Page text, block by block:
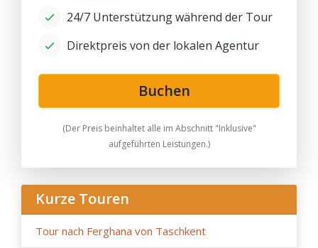
24/7 Unterstützung während der Tour
Direktpreis von der lokalen Agentur
Buchen
(Der Preis beinhaltet alle im Abschnitt "Inklusive"
aufgeführten Leistungen.)
Kurze Touren
Tour nach Ferghana von Taschkent